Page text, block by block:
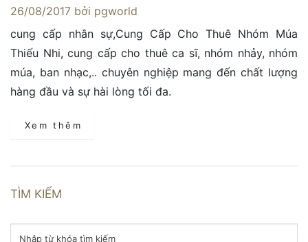
26/08/2017 bởi pgworld
cung cấp nhân sự,Cung Cấp Cho Thuê Nhóm Múa
Thiếu Nhi, cung cấp cho thuê ca sĩ, nhóm nhảy, nhóm
múa, ban nhạc,.. chuyên nghiệp mang đến chất lượng
hàng đầu và sự hài lòng tối đa.
Xem thêm
TÌM KIẾM